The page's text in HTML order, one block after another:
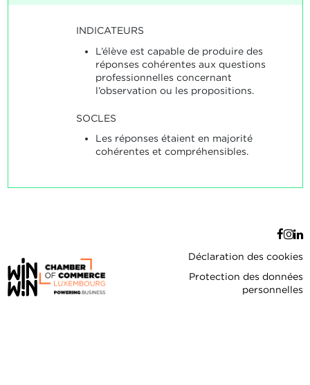
INDICATEURS
L’élève est capable de produire des
réponses cohérentes aux questions
professionnelles concernant
l’observation ou les propositions.
SOCLES
Les réponses étaient en majorité
cohérentes et compréhensibles.
Déclaration des cookies
Protection des données
personnelles